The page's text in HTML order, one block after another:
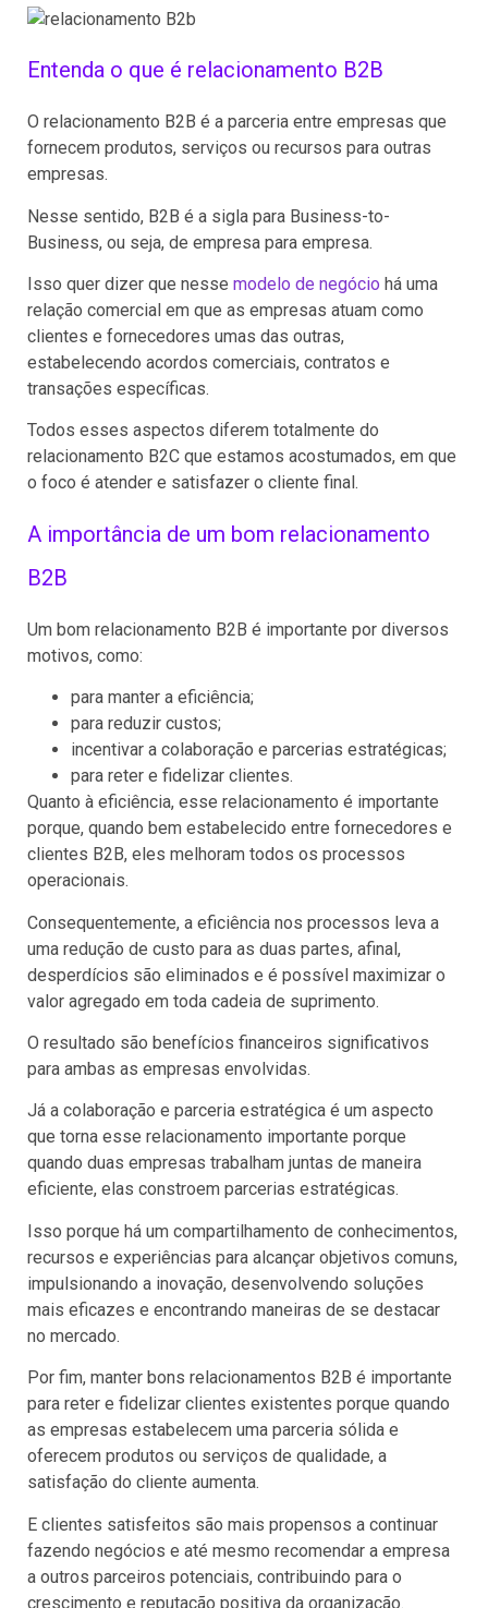
Entenda o que é relacionamento B2B
O relacionamento B2B é a parceria entre empresas que
fornecem produtos, serviços ou recursos para outras
empresas.
Nesse sentido, B2B é a sigla para Business-to-
Business, ou seja, de empresa para empresa.
Isso quer dizer que nesse modelo de negócio há uma
relação comercial em que as empresas atuam como
clientes e fornecedores umas das outras,
estabelecendo acordos comerciais, contratos e
transações específicas.
Todos esses aspectos diferem totalmente do
relacionamento B2C que estamos acostumados, em que
o foco é atender e satisfazer o cliente final.
A importância de um bom relacionamento
B2B
Um bom relacionamento B2B é importante por diversos
motivos, como:
para manter a eficiência;
para reduzir custos;
incentivar a colaboração e parcerias estratégicas;
para reter e fidelizar clientes.
Quanto à eficiência, esse relacionamento é importante
porque, quando bem estabelecido entre fornecedores e
clientes B2B, eles melhoram todos os processos
operacionais.
Consequentemente, a eficiência nos processos leva a
uma redução de custo para as duas partes, afinal,
desperdícios são eliminados e é possível maximizar o
valor agregado em toda cadeia de suprimento.
O resultado são benefícios financeiros significativos
para ambas as empresas envolvidas.
Já a colaboração e parceria estratégica é um aspecto
que torna esse relacionamento importante porque
quando duas empresas trabalham juntas de maneira
eficiente, elas constroem parcerias estratégicas.
Isso porque há um compartilhamento de conhecimentos,
recursos e experiências para alcançar objetivos comuns,
impulsionando a inovação, desenvolvendo soluções
mais eficazes e encontrando maneiras de se destacar
no mercado.
Por fim, manter bons relacionamentos B2B é importante
para reter e fidelizar clientes existentes porque quando
as empresas estabelecem uma parceria sólida e
oferecem produtos ou serviços de qualidade, a
satisfação do cliente aumenta.
E clientes satisfeitos são mais propensos a continuar
fazendo negócios e até mesmo recomendar a empresa
a outros parceiros potenciais, contribuindo para o
crescimento e reputação positiva da organização.